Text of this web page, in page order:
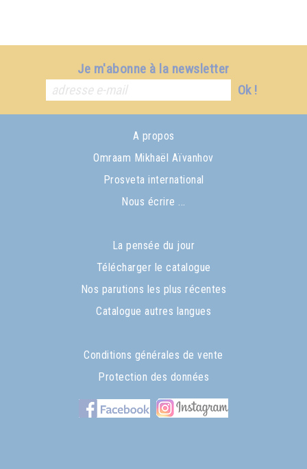
Je m'abonne à la newsletter
Ok !
A propos
Omraam Mikhaël Aïvanhov
Prosveta international
Nous écrire ...
La pensée du jour
Télécharger le catalogue
Nos parutions les plus récentes
Catalogue autres langues
Conditions générales de vente
Protection des données